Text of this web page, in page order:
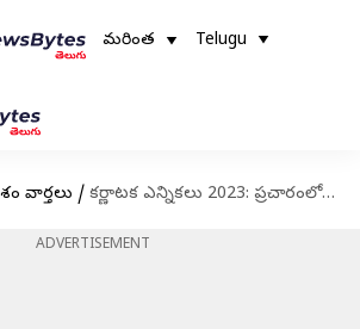
మరింత Telugu
వార్తలు / కర్ణాటక ఎన్నికలు 2023: ప్రచారంలో దూకుడు పెంచిన బీజేపీ; అగ్రనేతల హడావుడి
ADVERTISEMENT